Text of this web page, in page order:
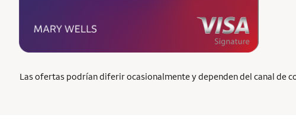
Las ofertas podrían diferir ocasionalmente y dependen del canal de